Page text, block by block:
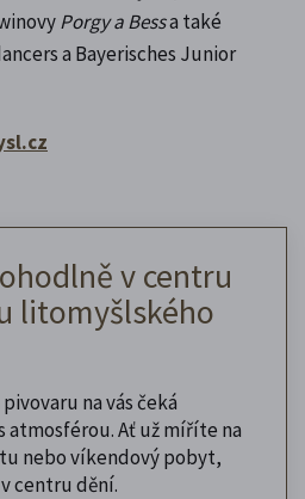
Porgy a Bessa také
a Bayerisches Junior
v centru
litomyšlského
na vás čeká
Ať už míříte na
nebo víkendový pobyt,
centru dění.